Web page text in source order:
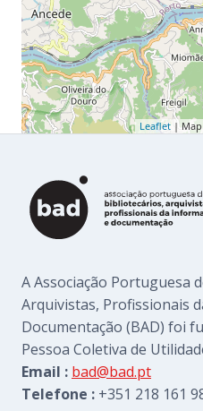
Leaflet |
A Associação Portuguesa
Arquivistas, Profissionais
Documentação (BAD) foi
Pessoa Coletiva de
Email : bad@bad.pt
Telefone : +351 218 161